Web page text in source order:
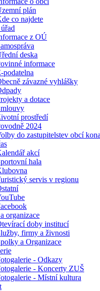
plán
co najdete
z OÚ
deska
informace
podatelna
závazné vyhlášky
a dotace
prostředí
2024
do zastupitelstev obcí
akcí
hala
servis v regionu
organizace
doby institucí
firmy a živnosti
a Organizace
- Odkazy
- Koncerty ZUŠ
- Místní kultura